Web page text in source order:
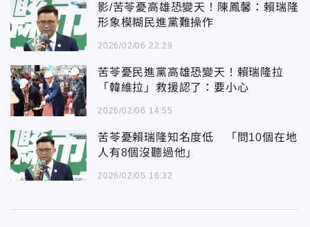
影/苦苓憂高雄恐變天！陳鳳馨：賴瑞隆
形象模糊民進黨難操作
2026/02/06 22:29
苦苓憂民進黨高雄恐變天！賴瑞隆拉
「韓維拉」救援認了：要小心
2026/02/06 14:55
苦苓憂賴瑞隆知名度低 「問10個在地
人有8個沒聽過他」
2026/02/05 16:32